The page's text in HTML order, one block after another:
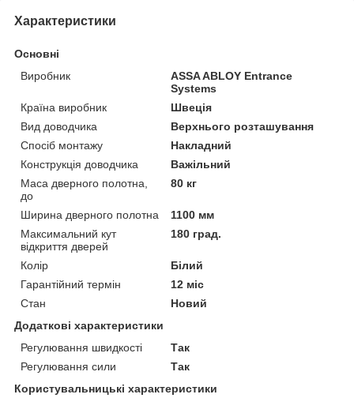
Характеристики
Основні
Виробник
ASSA ABLOY Entrance
Systems
Країна виробник
Швеція
Вид доводчика
Верхнього розташування
Спосіб монтажу
Накладний
Конструкція доводчика
Важільний
Маса дверного полотна,
до
80 кг
Ширина дверного полотна
1100 мм
Максимальний кут
відкриття дверей
180 град.
Колір
Білий
Гарантійний термін
12 міс
Стан
Новий
Додаткові характеристики
Регулювання швидкості
Так
Регулювання сили
Так
Користувальницькі характеристики